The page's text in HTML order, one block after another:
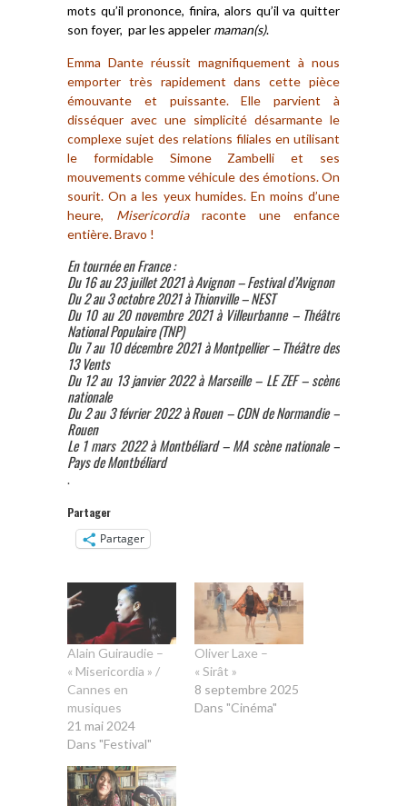
mots qu’il prononce, finira, alors qu’il va quitter
son foyer, par les appeler maman(s).
Emma Dante réussit magnifiquement à nous
emporter très rapidement dans cette pièce
émouvante et puissante. Elle parvient à
disséquer avec une simplicité désarmante le
complexe sujet des relations filiales en utilisant
le formidable Simone Zambelli et ses
mouvements comme véhicule des émotions. On
sourit. On a les yeux humides. En moins d’une
heure, Misericordiaraconte une enfance
entière. Bravo !
En tournée en France :
Du 16 au 23 juillet 2021 à Avignon – Festival d’Avignon
Du 2 au 3 octobre 2021 à Thionville – NEST
Du 10 au 20 novembre 2021 à Villeurbanne – Théâtre
National Populaire (TNP)
Du 7 au 10 décembre 2021 à Montpellier – Théâtre des
13 Vents
Du 12 au 13 janvier 2022 à Marseille – LE ZEF – scène
nationale
Du 2 au 3 février 2022 à Rouen – CDN de Normandie –
Rouen
Le 1 mars 2022 à Montbéliard – MA scène nationale –
Pays de Montbéliard
.
Partager
Partager
Alain Guiraudie –
« Misericordia » /
Cannes en
musiques
21 mai 2024
Dans "Festival"
Oliver Laxe –
« Sirât »
8 septembre 2025
Dans "Cinéma"